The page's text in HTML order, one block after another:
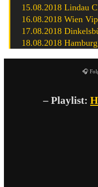
15.08.2018 Lindau
16.08.2018 Wien
17.08.2018
18.08.2018
🎧
– Playlist: